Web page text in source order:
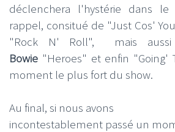
déclenchera l'hystérie dans
rappel, consitué de "Just Cos'
"Rock N' Roll", mais
Bowie "Heroes" et enfin "Going'
moment le plus fort du show.
Au final, si nous avons
incontestablement passé un